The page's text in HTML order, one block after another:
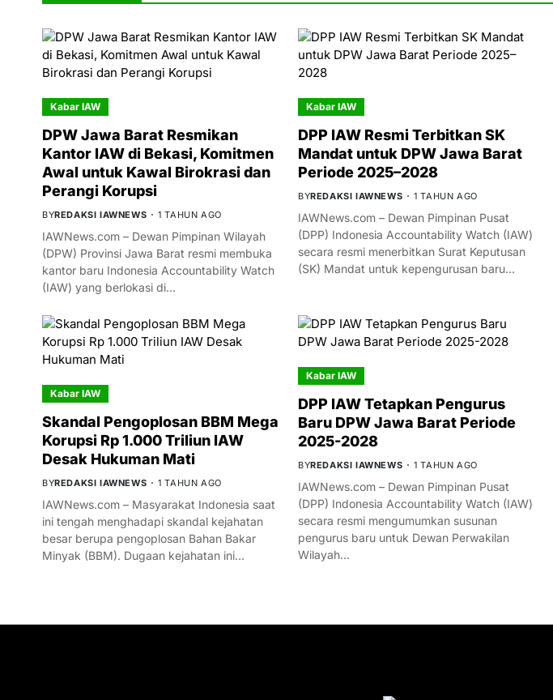
Kabar IAW
DPW Jawa Barat Resmikan
Kantor IAW di Bekasi, Komitmen
Awal untuk Kawal Birokrasi dan
Perangi Korupsi
BYREDAKSI IAWNEWS 1 TAHUN AGO
IAWNews.com – Dewan Pimpinan Wilayah
(DPW) Provinsi Jawa Barat resmi membuka
kantor baru Indonesia Accountability Watch
(IAW) yang berlokasi di…
Kabar IAW
DPP IAW Resmi Terbitkan SK
Mandat untuk DPW Jawa Barat
Periode 2025–2028
BYREDAKSI IAWNEWS 1 TAHUN AGO
IAWNews.com – Dewan Pimpinan Pusat
(DPP) Indonesia Accountability Watch (IAW)
secara resmi menerbitkan Surat Keputusan
(SK) Mandat untuk kepengurusan baru…
Kabar IAW
Skandal Pengoplosan BBM Mega
Korupsi Rp 1.000 Triliun IAW
Desak Hukuman Mati
BYREDAKSI IAWNEWS 1 TAHUN AGO
IAWNews.com – Masyarakat Indonesia saat
ini tengah menghadapi skandal kejahatan
besar berupa pengoplosan Bahan Bakar
Minyak (BBM). Dugaan kejahatan ini…
Kabar IAW
DPP IAW Tetapkan Pengurus
Baru DPW Jawa Barat Periode
2025-2028
BYREDAKSI IAWNEWS 1 TAHUN AGO
IAWNews.com – Dewan Pimpinan Pusat
(DPP) Indonesia Accountability Watch (IAW)
secara resmi mengumumkan susunan
pengurus baru untuk Dewan Perwakilan
Wilayah…